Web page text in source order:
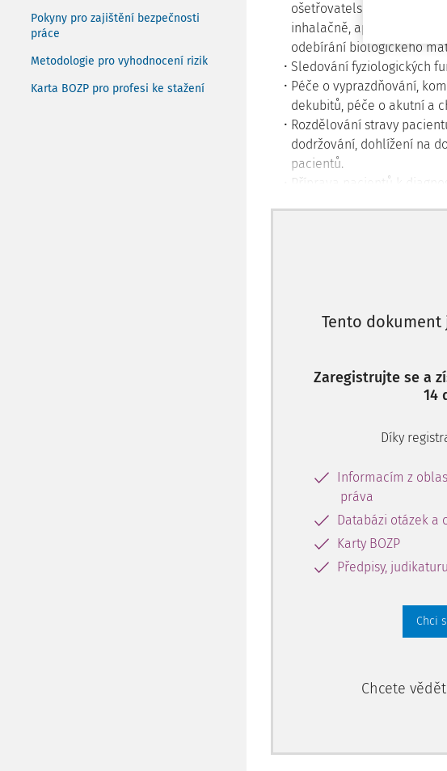
Pokyny pro zajištění bezpečnosti
práce
Metodologie pro vyhodnocení rizik
Karta BOZP pro profesi ke stažení
ošetřovatelských výkonů,
inhalačně, aplikace
odebírání biologického
Sledování fyziologických
Péče o vyprazdňování,
dekubitů, péče o akutní a
Rozdělování stravy
dodržování, dohlížení na
pacientů.
Příprava pacientů k
pracovníkům, poskytování
Podílení se na
poruch z imobility,
fyzioterapeutem.
propuštěním a úmrtím
Vedení příslušné
vedením lékaře.
Tento
Zaregistrujte se a
14
Díky
Informacím z
práva
Databázi otázek a
Karty BOZP
Předpisy,
Chci
Chcete